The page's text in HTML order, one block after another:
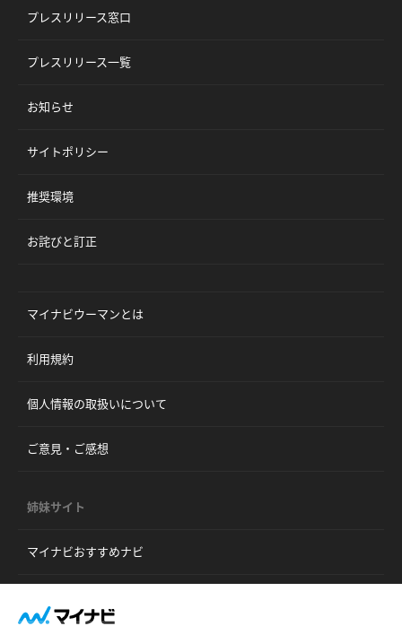
プレスリリース窓口
プレスリリース一覧
お知らせ
サイトポリシー
推奨環境
お詫びと訂正
マイナビウーマンとは
利用規約
個人情報の取扱いについて
ご意見・ご感想
姉妹サイト
マイナビおすすめナビ